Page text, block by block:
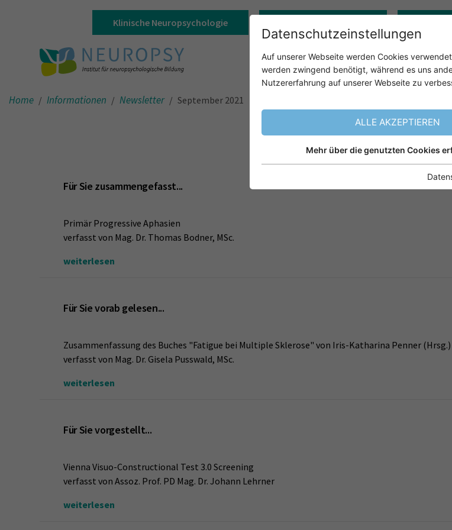
Home Informationen Newsletter September 2021
Für Sie zusammengefasst...
Primär Progressive Aphasien
verfasst von Mag. Dr. Thomas Bodner, MSc.
weiterlesen
Für Sie vorab gelesen...
Zusammenfassung des Buches "Fatigue bei Multiple Sklerose" von Iris-Katharina Penner (Hrsg.)
verfasst von Mag. Dr. Gisela Pusswald, MSc.
weiterlesen
Für Sie vorgestellt...
Vienna Visuo-Constructional Test 3.0 Screening
verfasst von Assoz. Prof. PD Mag. Dr. Johann Lehrner
weiterlesen
Datenschutzeinstellungen
Auf unserer Webseite werden Cookies
werden zwingend benötigt, während es uns
Nutzererfahrung auf unserer Webseite zu
ALLE AKZEPTIEREN
Mehr über die genutzten Cookies
Klinische Neuropsychologie
ÜBER UNS